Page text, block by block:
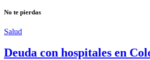
No te pierdas
Salud
Deuda con hospitales en